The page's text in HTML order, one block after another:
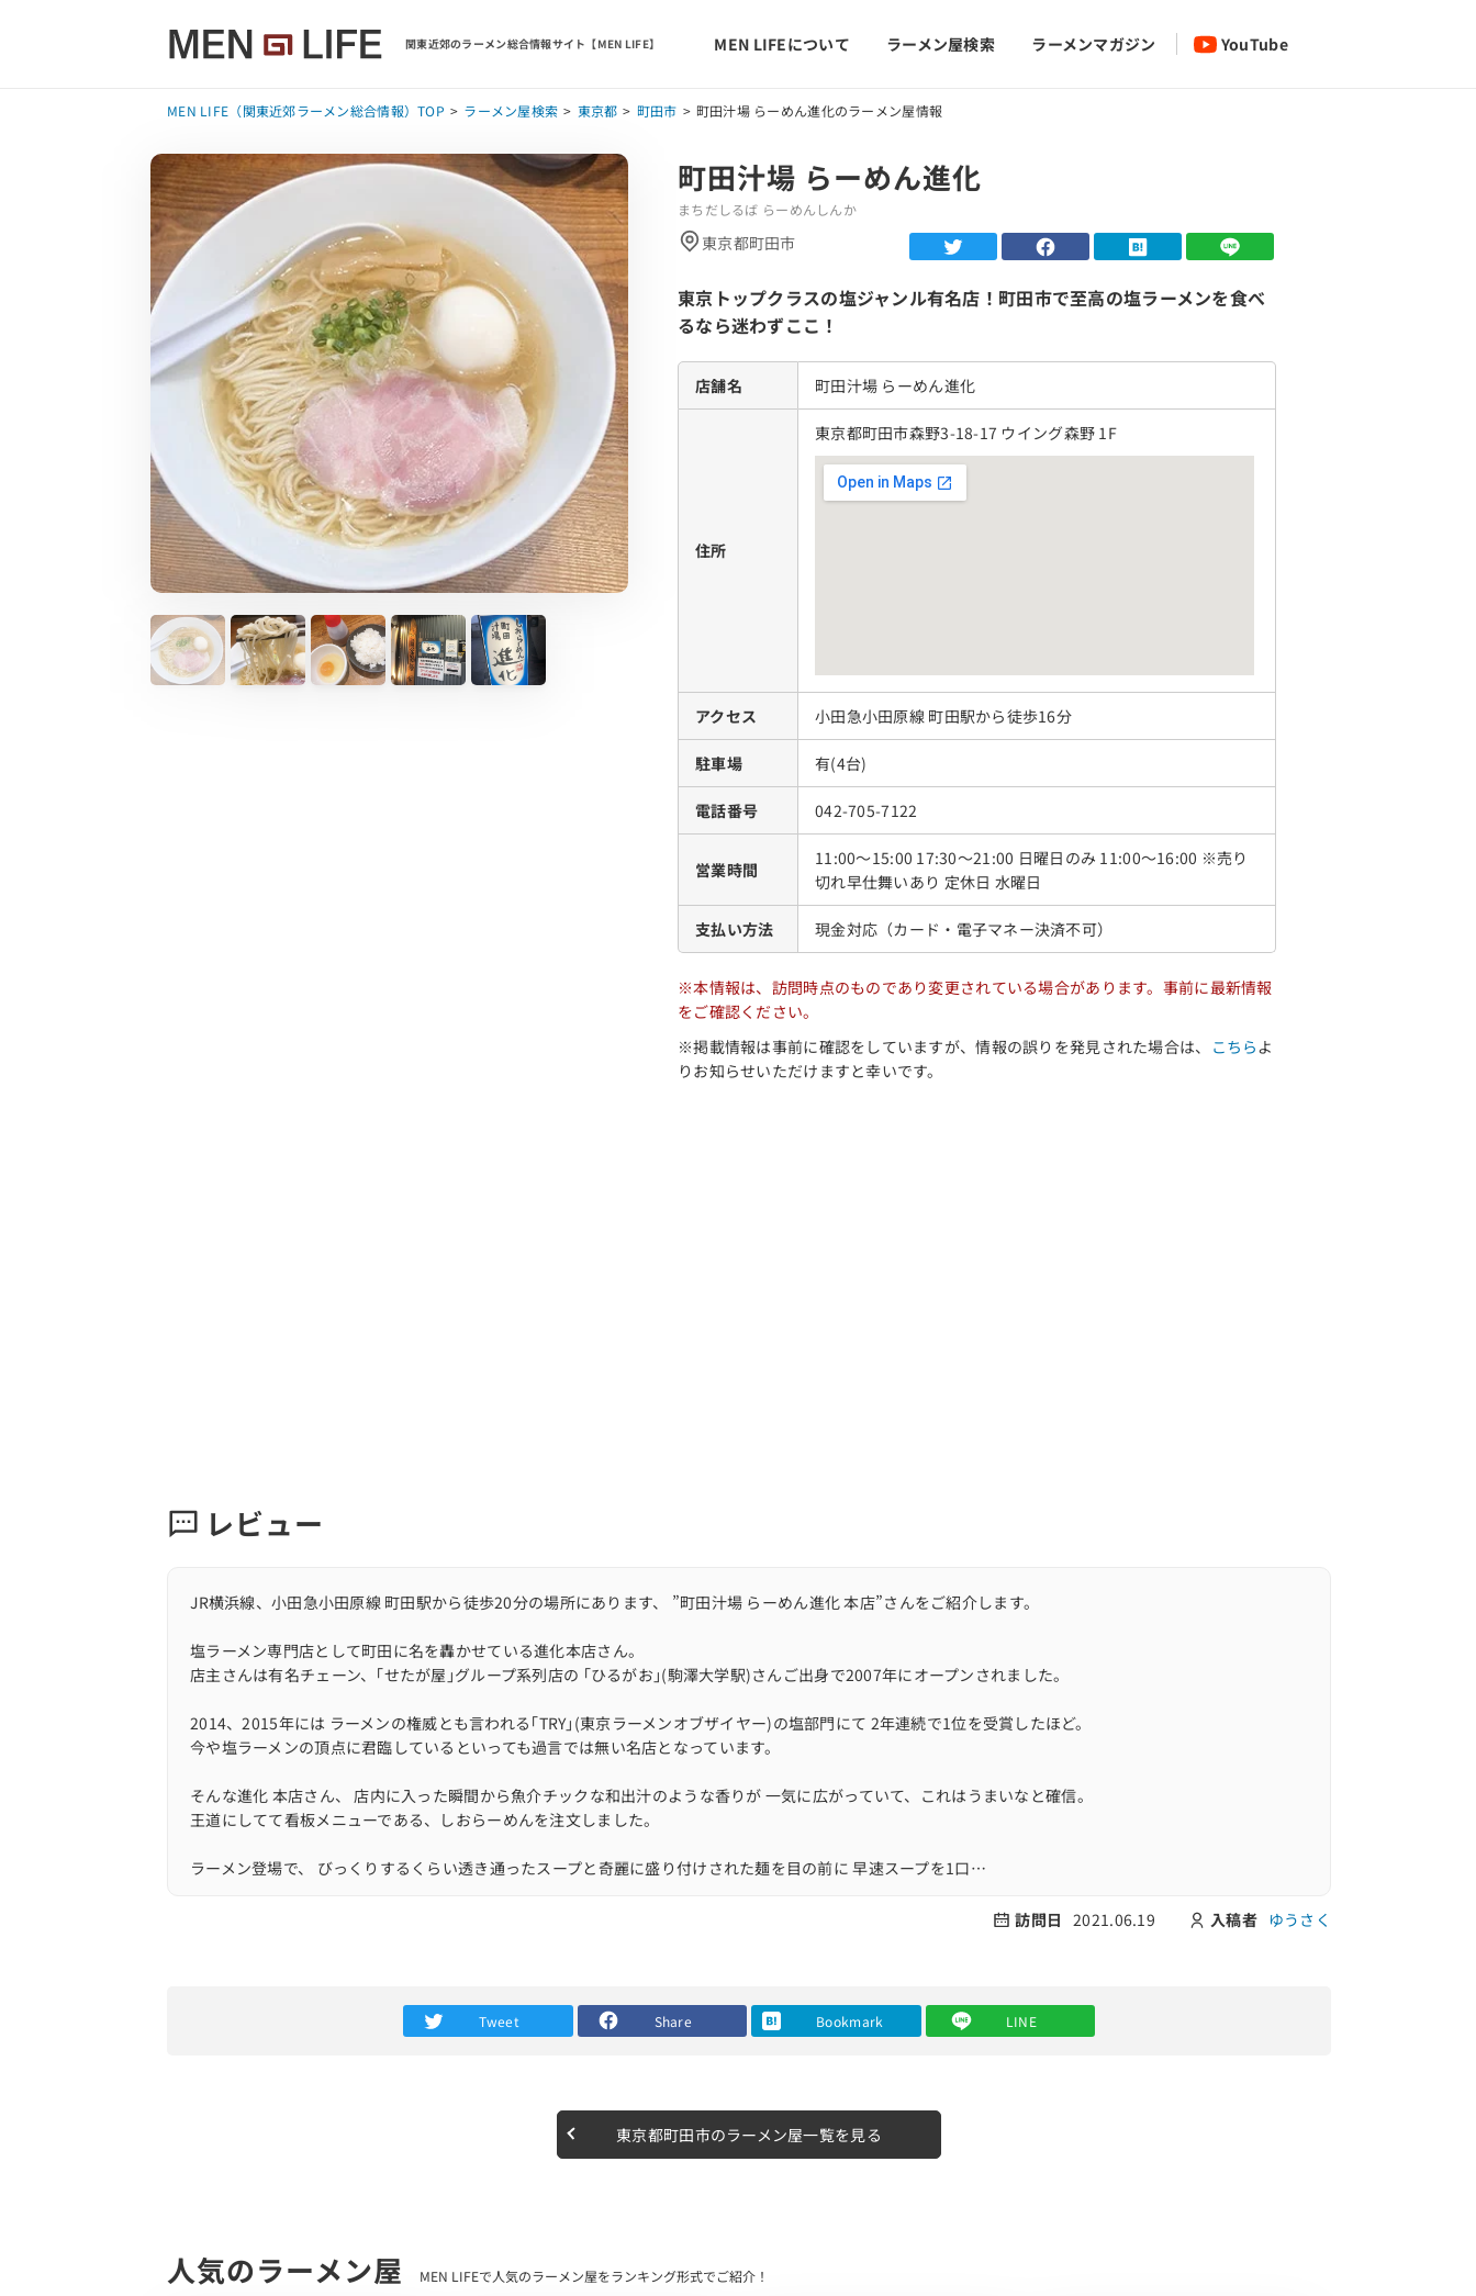
関東近郊のラーメン総合情報サイト【MEN LIFE】 MEN LIFEについて ラーメン屋検索 ラーメンマガジン YouTube
MEN LIFE（関東近郊ラーメン総合情報）TOP ラーメン屋検索 東京都 町田市 町田汁場 らーめん進化のラーメン屋情報
町田汁場 らーめん進化
まちだしるば らーめんしんか
東京都町田市
東京トップクラスの塩ジャンル有名店！町田市で至高の塩ラーメンを食べ
るなら迷わずここ！
店舗名 町田汁場 らーめん進化
住所
東京都町田市森野3-18-17 ウイング森野 1F
アクセス 小田急小田原線 町田駅から徒歩16分
駐車場 有(4台)
電話番号 042-705-7122
営業時間
11:00～15:00 17:30〜21:00 日曜日のみ 11:00～16:00 ※売り
切れ早仕舞いあり 定休日 水曜日
支払い方法 現金対応（カード・電子マネー決済不可）
※本情報は、訪問時点のものであり変更されている場合があります。事前に最新情報
をご確認ください。
※掲載情報は事前に確認をしていますが、情報の誤りを発見された場合は、 こちらよ
りお知らせいただけますと幸いです。
レビュー
️JR横浜線、小田急小田原線 町田駅から徒歩20分の場所にあります、 ”町田汁場 らーめん進化 本店”さんをご紹介します。
塩ラーメン専門店として町田に名を轟かせている進化本店さん。
店主さんは有名チェーン、｢せたが屋｣グループ系列店の ｢ひるがお｣(駒澤大学駅)さんご出身で2007年にオープンされました。
2014、2015年には ラーメンの権威とも言われる｢TRY｣(東京ラーメンオブザイヤー)の塩部門にて 2年連続で1位を受賞したほど。
今や塩ラーメンの頂点に君臨しているといっても過言では無い名店となっています。
そんな進化 本店さん、 店内に入った瞬間から魚介チックな和出汁のような香りが 一気に広がっていて、これはうまいなと確信。
王道にしてて看板メニューである、しおらーめんを注文しました。
ラーメン登場で、 びっくりするくらい透き通ったスープと奇麗に盛り付けされた麺を目の前に 早速スープを1口…
山水地鶏と丸鶏、地鶏のガラで丁寧に抽出されたスープにさらに長崎県産のあごを加えているそうで、 地鶏の旨味を最大限に引き出しているスープとのことで
麺は細ストレート麺でスープとの相性を最大限考えられたモチモチ麺で喉越しも最高でした。
※美味しさを引き出す為、硬めにはできないそうです。
塩ラーメン好き、中華そば、あっさり系がお好きの方にぜひ行って頂きたい名店です。
訪問日 2021.06.19 入稿者 ゆうさく
Tweet Share Bookmark LINE
東京都町田市のラーメン屋一覧を見る
人気のラーメン屋 MEN LIFEで人気のラーメン屋をランキング形式でご紹介！